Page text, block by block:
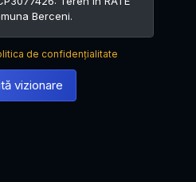
de confidențialitate
vizionare